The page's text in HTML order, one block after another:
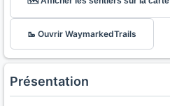
🥾 Ouvrir WaymarkedTrails
Présentation